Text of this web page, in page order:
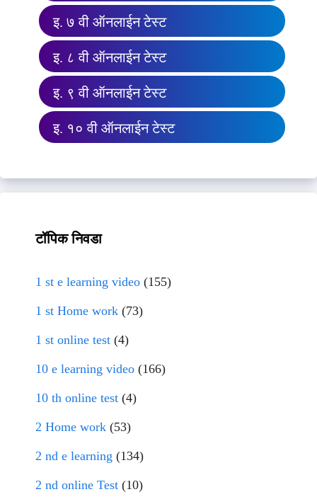
इ. ७ वी ऑनलाईन टेस्ट
इ. ८ वी ऑनलाईन टेस्ट
इ. ९ वी ऑनलाईन टेस्ट
इ. १० वी ऑनलाईन टेस्ट
टॉपिक निवडा
1 st e learning video (155)
1 st Home work (73)
1 st online test (4)
10 e learning video (166)
10 th online test (4)
2 Home work (53)
2 nd e learning (134)
2 nd online Test (10)